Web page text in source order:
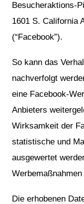
Besucheraktions-
1601 S. California
(“Facebook”).
So kann das
nachverfolgt
eine Facebook-
Anbieters
Wirksamkeit der
statistische und
ausgewertet
Die erhobenen